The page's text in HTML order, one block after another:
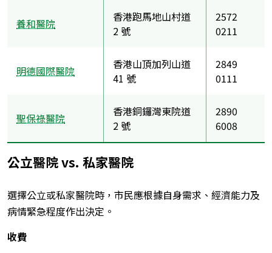
養和醫院
香港跑馬地山村道
2 號
2572
0211
明德國際醫院
香港山頂加列山道
41 號
2849
0111
聖保祿醫院
香港銅鑼灣東院道
2 號
2890
6008
公立醫院 vs. 私家醫院
選擇公立或私家醫院時，市民應根據自身需求、經濟能力及
病情緊急程度作出決定。
收費